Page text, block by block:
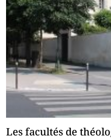
Les facultés de